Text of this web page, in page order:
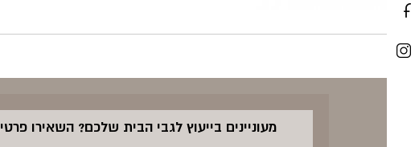
מעוניינים בייעוץ לגבי הבית שלכם? השאירו